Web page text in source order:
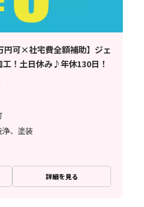
円可×社宅費全額補助】ジェ
！土日休み♪年休130日！
、塗装
詳細を見る